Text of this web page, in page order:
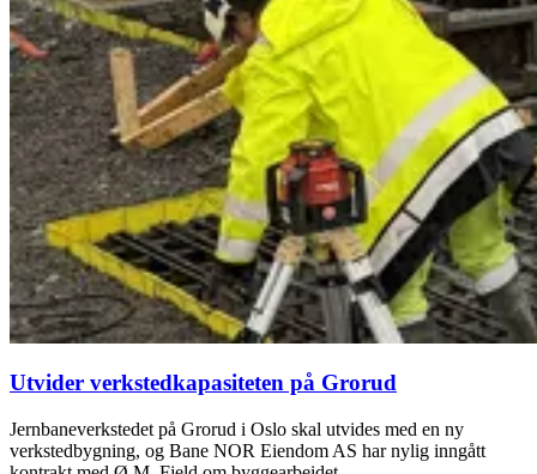
Utvider verkstedkapasiteten på Grorud
Jernbaneverkstedet på Grorud i Oslo skal utvides med en ny
verkstedbygning, og Bane NOR Eiendom AS har nylig inngått